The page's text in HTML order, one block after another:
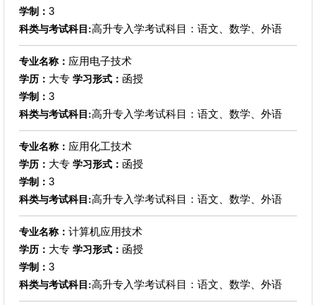
学制： 3
科类与考试科目:高升专入学考试科目：语文、数学、外语
专业名称： 应用电子技术
学历： 大专 学习形式： 函授
学制： 3
科类与考试科目:高升专入学考试科目：语文、数学、外语
专业名称： 应用化工技术
学历： 大专 学习形式： 函授
学制： 3
科类与考试科目:高升专入学考试科目：语文、数学、外语
专业名称： 计算机应用技术
学历： 大专 学习形式： 函授
学制： 3
科类与考试科目:高升专入学考试科目：语文、数学、外语